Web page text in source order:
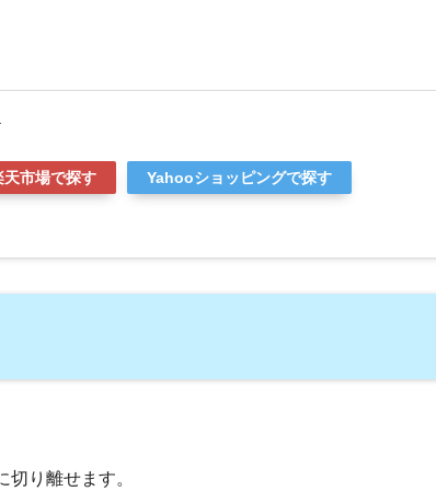
天市場で探す Yahooショッピングで探す
り離せます。